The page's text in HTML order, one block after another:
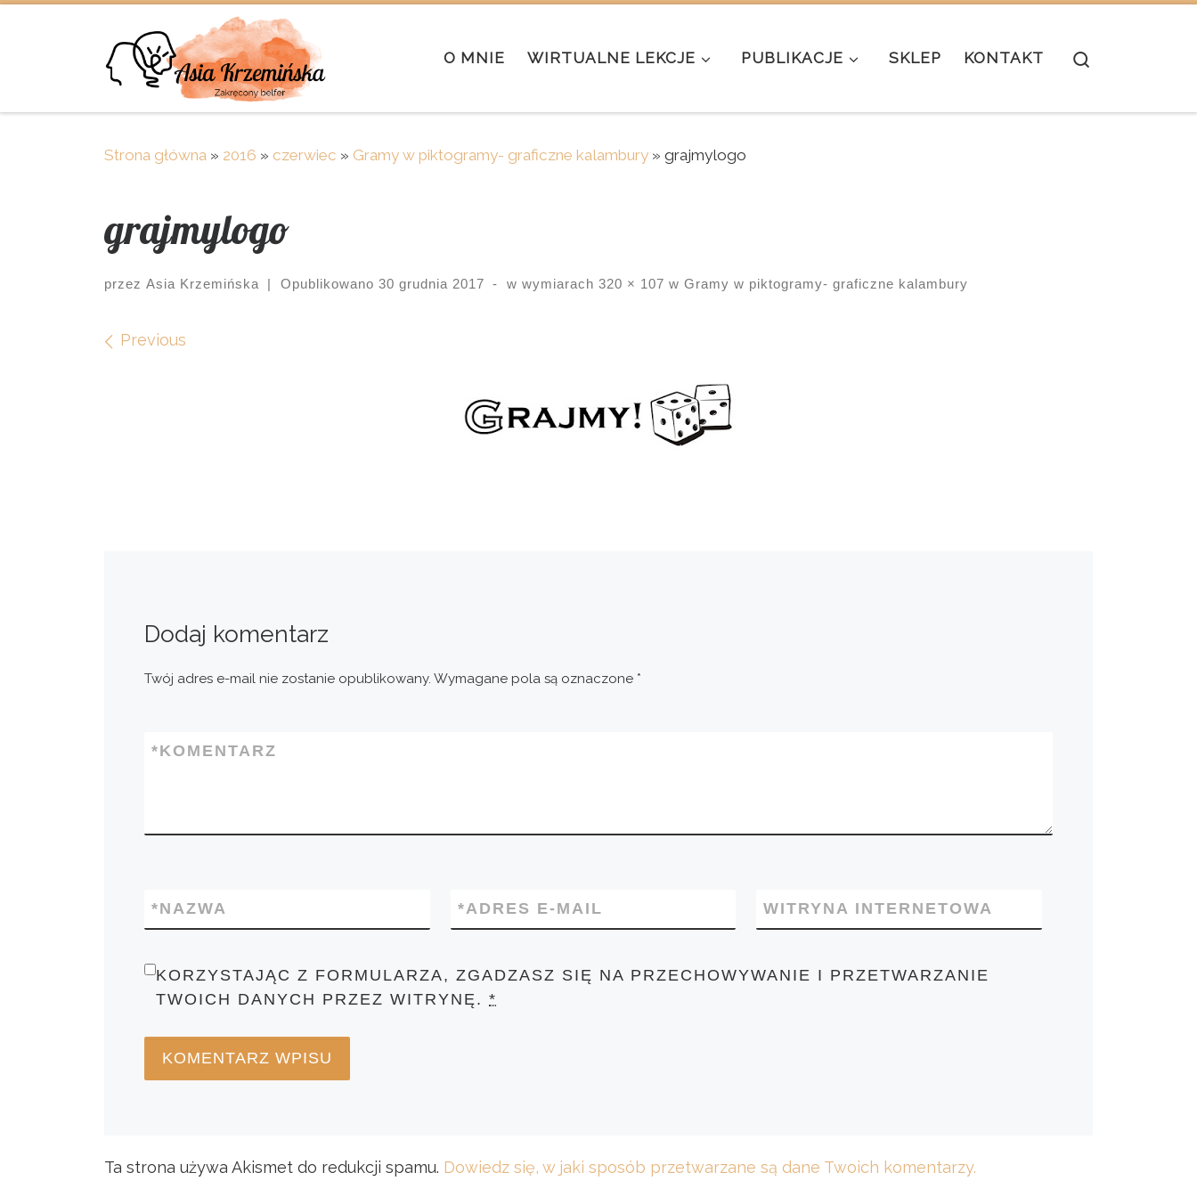
O MNIE WIRTUALNE LEKCJE PUBLIKACJE SKLEP KONTAKT
Strona główna » 2016 » czerwiec » Gramy w piktogramy- graficzne kalambury » grajmylogo
grajmylogo
przez Asia Krzemińska | Opublikowano 30 grudnia 2017 - w wymiarach 320 × 107 w Gramy w piktogramy- graficzne kalambury
Images navigation
Previous
Dodaj komentarz
Twój adres e-mail nie zostanie opublikowany. Wymagane pola są oznaczone *
KOMENTARZ
*
NAZWA
* ADRES E-MAIL
* WITRYNA INTERNETOWA
KORZYSTAJĄC Z FORMULARZA, ZGADZASZ SIĘ NA PRZECHOWYWANIE I PRZETWARZANIE
TWOICH DANYCH PRZEZ WITRYNĘ.*
Ta strona używa Akismet do redukcji spamu. Dowiedz się, w jaki sposób przetwarzane są dane Twoich komentarzy.